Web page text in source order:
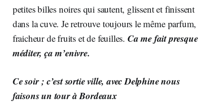
petites billes noires qui sautent, glissent et finissent
dans la cuve. Je retrouve toujours le même parfum,
fraicheur de fruits et de feuilles. Ca me fait presque
méditer, ça m’enivre.
Ce soir ; c’est sortie ville, avec Delphine nous
faisons un tour à Bordeaux